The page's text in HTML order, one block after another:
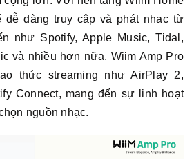
dễ dàng truy cập và phát nhạc từ
như Spotify, Apple Music, Tidal,
và nhiều hơn nữa. Wiim Amp Pro
thức streaming như AirPlay 2,
Connect, mang đến sự linh hoạt
nguồn nhạc.